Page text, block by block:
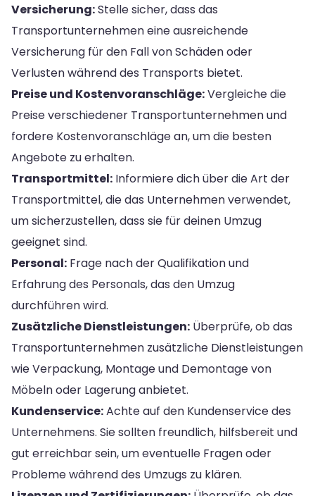
Versicherung:Stelle sicher, dass das
Transportunternehmen eine ausreichende
Versicherung für den Fall von Schäden oder
Verlusten während des Transports bietet.
Preise und Kostenvoranschläge:Vergleiche die
Preise verschiedener Transportunternehmen und
fordere Kostenvoranschläge an, um die besten
Angebote zu erhalten.
Transportmittel: Informiere dich über die Art der
Transportmittel, die das Unternehmen verwendet,
um sicherzustellen, dass sie für deinen Umzug
geeignet sind.
Personal: Frage nach der Qualifikation und
Erfahrung des Personals, das den Umzug
durchführen wird.
Zusätzliche Dienstleistungen: Überprüfe, ob das
Transportunternehmen zusätzliche Dienstleistungen
wie Verpackung, Montage und Demontage von
Möbeln oder Lagerung anbietet.
Kundenservice:Achte auf den Kundenservice des
Unternehmens. Sie sollten freundlich, hilfsbereit und
gut erreichbar sein, um eventuelle Fragen oder
Probleme während des Umzugs zu klären.